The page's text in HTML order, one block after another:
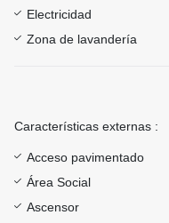
Electricidad
Zona de lavandería
Características externas :
Acceso pavimentado
Área Social
Ascensor